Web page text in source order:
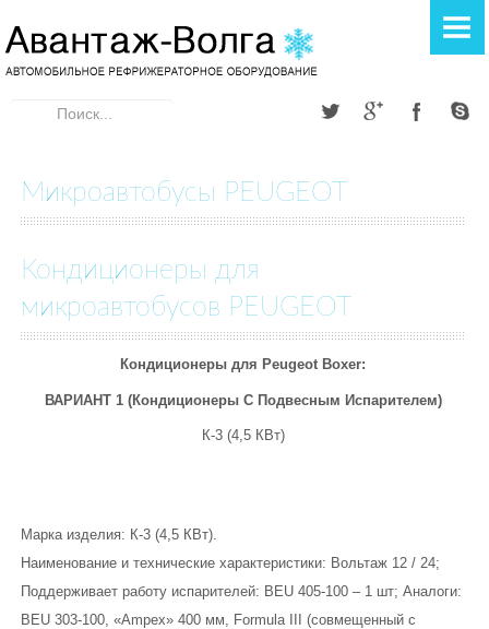
ГЛАВНАЯ
РЕФРИЖЕРАТОРЫ
Элинж
A TEC THERMO
АВТОКОНДИЦИОНЕРЫ
Элинж
Webasto
ГИДРОБОРТА
КОНТАКТЫ
Искать...
Микроавтобусы PEUGEOT
Кондиционеры для
микроавтобусов PEUGEOT
Кондиционеры для Peugeot Boxer:
ВАРИАНТ 1 (Кондиционеры С Подвесным Испарителем)
К-3 (4,5 КВт)
Марка изделия: К-3 (4,5 КВт).
Наименование и технические характеристики: Вольтаж 12 / 24;
Поддерживает работу испарителей: BEU 405-100 – 1 шт; Аналоги:
BEU 303-100, «Ampex» 400 мм, Formula III (совмещенный с